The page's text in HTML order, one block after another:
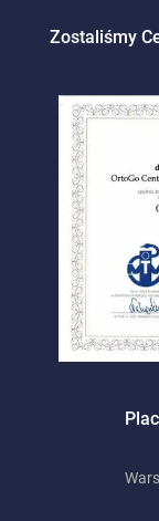
Zostaliśmy